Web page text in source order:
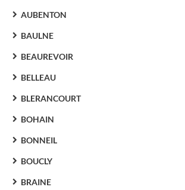
AUBENTON
BAULNE
BEAUREVOIR
BELLEAU
BLERANCOURT
BOHAIN
BONNEIL
BOUCLY
BRAINE